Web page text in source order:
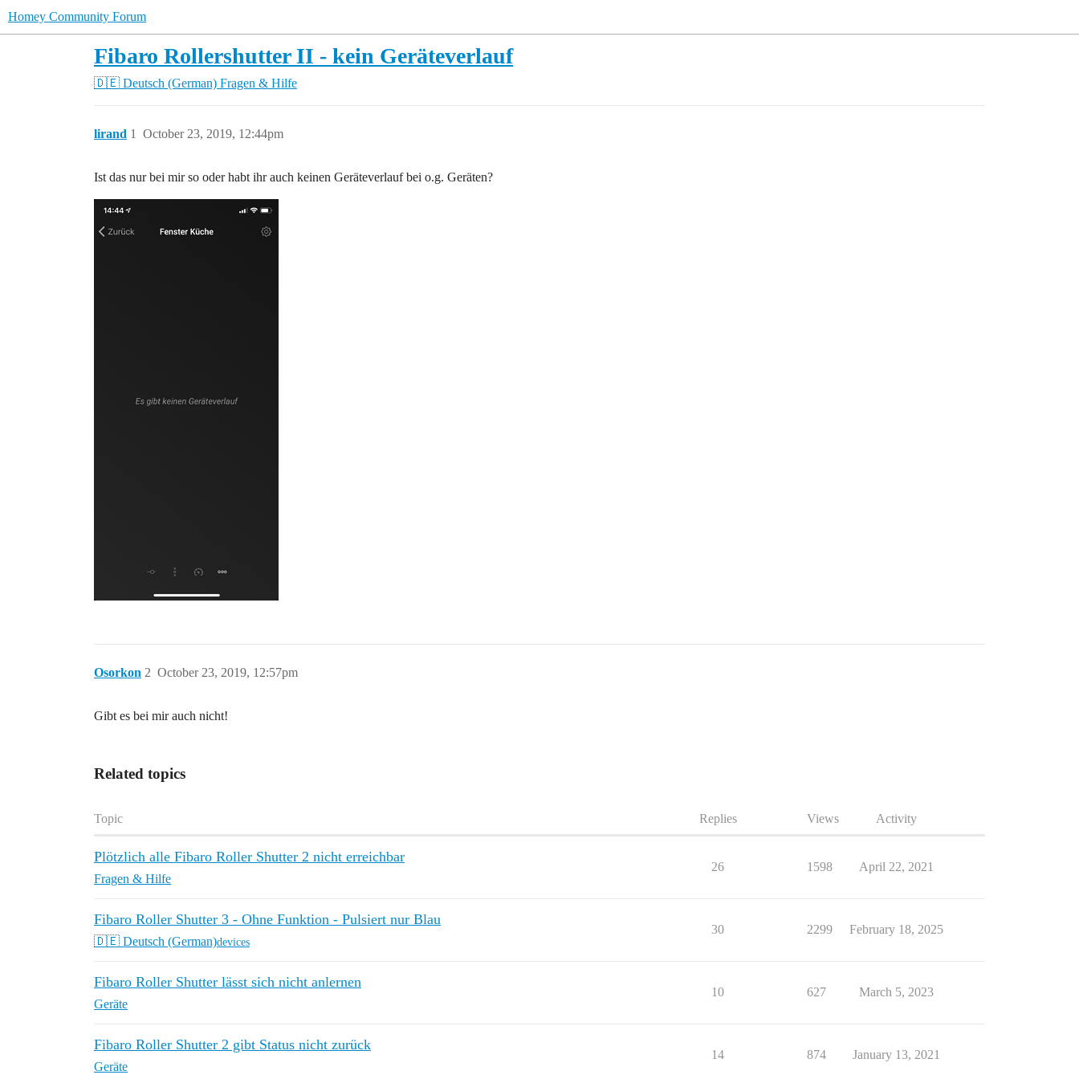
Homey Community Forum
Fibaro Rollershutter II - kein Geräteverlauf
🇩🇪 Deutsch (German) Fragen & Hilfe
lirand October 23, 2019, 12:44pm
1
Ist das nur bei mir so oder habt ihr auch keinen Geräteverlauf bei o.g. Geräten?
Osorkon October 23, 2019, 12:57pm
2
Gibt es bei mir auch nicht!
Related topics
Topic Replies Views Activity
Plötzlich alle Fibaro Roller Shutter 2 nicht erreichbar
Fragen & Hilfe
26 1598 April 22, 2021
Fibaro Roller Shutter 3 - Ohne Funktion - Pulsiert nur Blau
🇩🇪 Deutsch (German)devices
30 2299 February 18, 2025
Fibaro Roller Shutter lässt sich nicht anlernen
Geräte
10 627 March 5, 2023
Fibaro Roller Shutter 2 gibt Status nicht zurück
Geräte
14 874 January 13, 2021